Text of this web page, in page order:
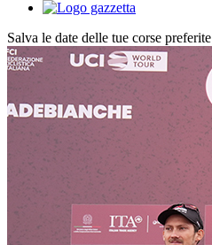
Salva le date delle tue corse preferite